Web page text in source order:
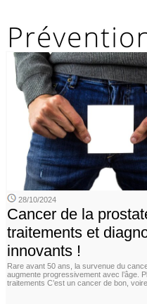
28/10/2024
Cancer de la
traitements et
innovants !
Rare avant 50 ans, la survenue du
augmente progressivement avec l’âge.
traitements C’est un cancer de bon,